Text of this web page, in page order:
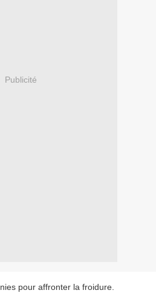
Publicité
pour affronter la froidure.